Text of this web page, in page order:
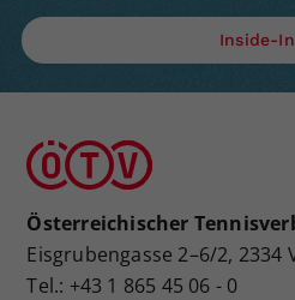
Inside-In
Österreichischer
Eisgrubengasse 2–6/2, 2334
Tel.: +43 1 865 45 06 - 0